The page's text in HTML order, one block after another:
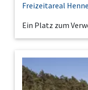
Freizeitareal
Ein Platz zum